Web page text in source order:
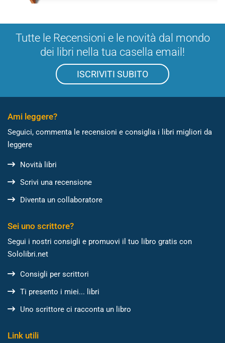
Tutte le Recensioni e le novità dal mondo
dei libri nella tua casella email!
ISCRIVITI SUBITO
Ami leggere?
Seguici, commenta le recensioni e consiglia i libri migliori da
leggere
Novità libri
Scrivi una recensione
Diventa un collaboratore
Sei uno scrittore?
Segui i nostri consigli e promuovi il tuo libro gratis con
Sololibri.net
Consigli per scrittori
Ti presento i miei... libri
Uno scrittore ci racconta un libro
Link utili